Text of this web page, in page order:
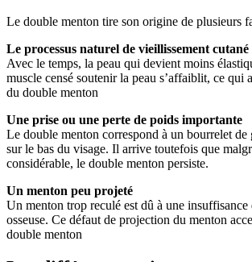
Le double menton tire son origine de plusieurs
Le processus naturel de vieillissement cutané
Avec le temps, la peau qui devient moins
muscle censé soutenir la peau s’affaiblit, ce qui
du double menton
Une prise ou une perte de poids importante
Le double menton correspond à un bourrelet de
sur le bas du visage. Il arrive toutefois que
considérable, le double menton persiste.
Un menton peu projeté
Un menton trop reculé est dû à une insuffisance
osseuse. Ce défaut de projection du menton
double menton